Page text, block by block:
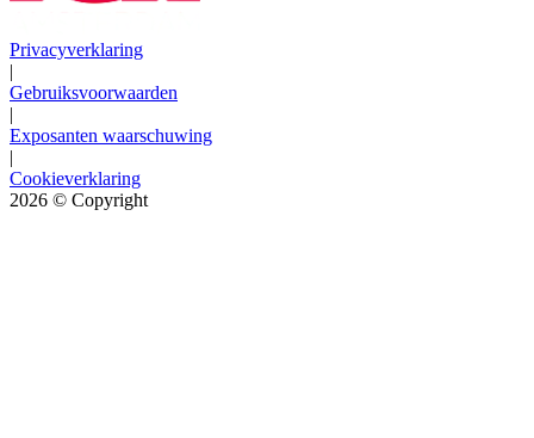
Privacyverklaring
|
Gebruiksvoorwaarden
|
Exposanten waarschuwing
|
Cookieverklaring
2026 © Copyright